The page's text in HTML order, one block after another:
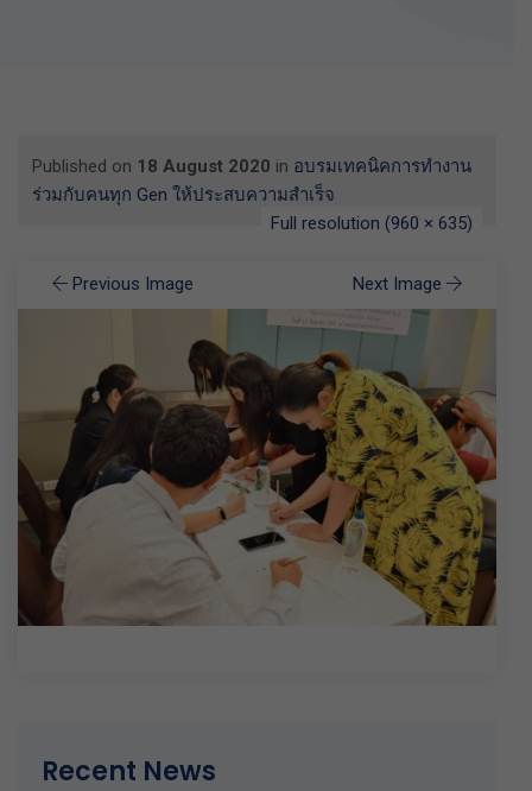
Published on 18 August 2020 in อบรมเทคนิคการทำงาน
ร่วมกับคนทุก Gen ให้ประสบความสำเร็จ
Full resolution (960 × 635)
Previous Image Next Image
Recent News